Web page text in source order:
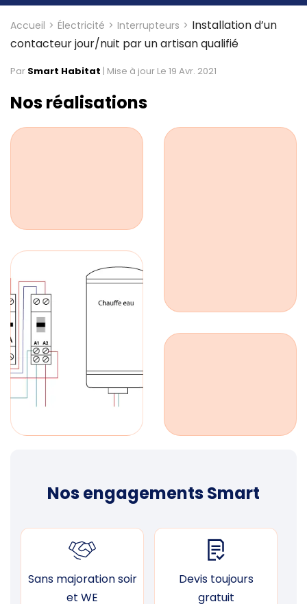
Accueil Électricité Interrupteurs
Installation d’un
contacteur jour/nuit par un artisan qualifié
Par Smart Habitat | Mise à jour Le 19 Avr. 2021
Nos réalisations
Nos engagements Smart
Sans majoration soir
et WE
Devis toujours
gratuit